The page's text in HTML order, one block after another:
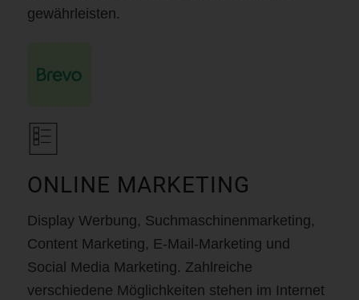
gewährleisten.
ONLINE MARKETING
Display Werbung, Suchmaschinenmarketing,
Content Marketing, E-Mail-Marketing und
Social Media Marketing. Zahlreiche
verschiedene Möglichkeiten stehen im Internet